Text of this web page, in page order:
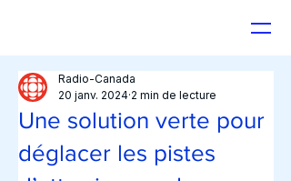
Une solution verte pour
déglacer les pistes
Radio-Canada
20 janv. 2024 2 min de lecture